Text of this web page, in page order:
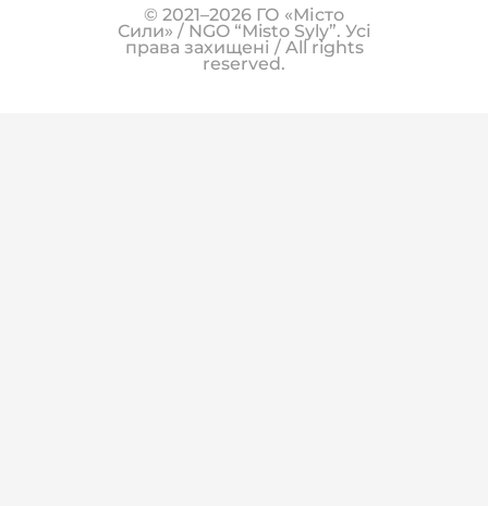
© 2021–2026 ГО «Місто
Сили» / NGO “Misto Syly”. Усі
права захищені / All rights
reserved.